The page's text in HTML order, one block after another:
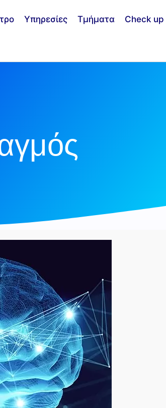
Υπηρεσίες Τμήματα Check up